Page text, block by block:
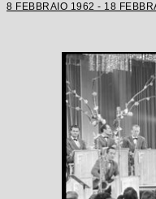
8 FEBBRAIO 1962 - 18